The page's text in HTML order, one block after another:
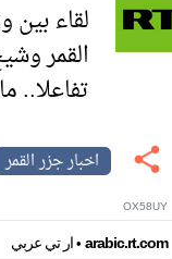
لقاء
القمر
تفاعلا..
اخبار جزر القمر
OX58UY
ار تي عربي• arabic.rt.com